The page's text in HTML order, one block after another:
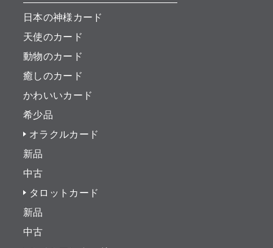
日本の神様カード
天使のカード
動物のカード
癒しのカード
かわいいカード
希少品
オラクルカード
新品
中古
タロットカード
新品
中古